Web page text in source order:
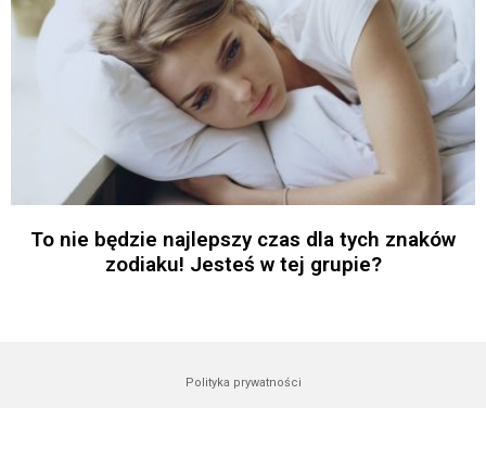
To nie będzie najlepszy czas dla tych znaków
zodiaku! Jesteś w tej grupie?
Polityka prywatności